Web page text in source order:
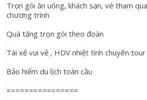
Trọn gói ăn uống, khách sạn, vé tham
chương trình
Quà tặng trọn gói theo đoàn
Tài xế vui vẻ , HDV nhiệt tình chuyên
Bảo hiểm du lịch toàn cầu
================